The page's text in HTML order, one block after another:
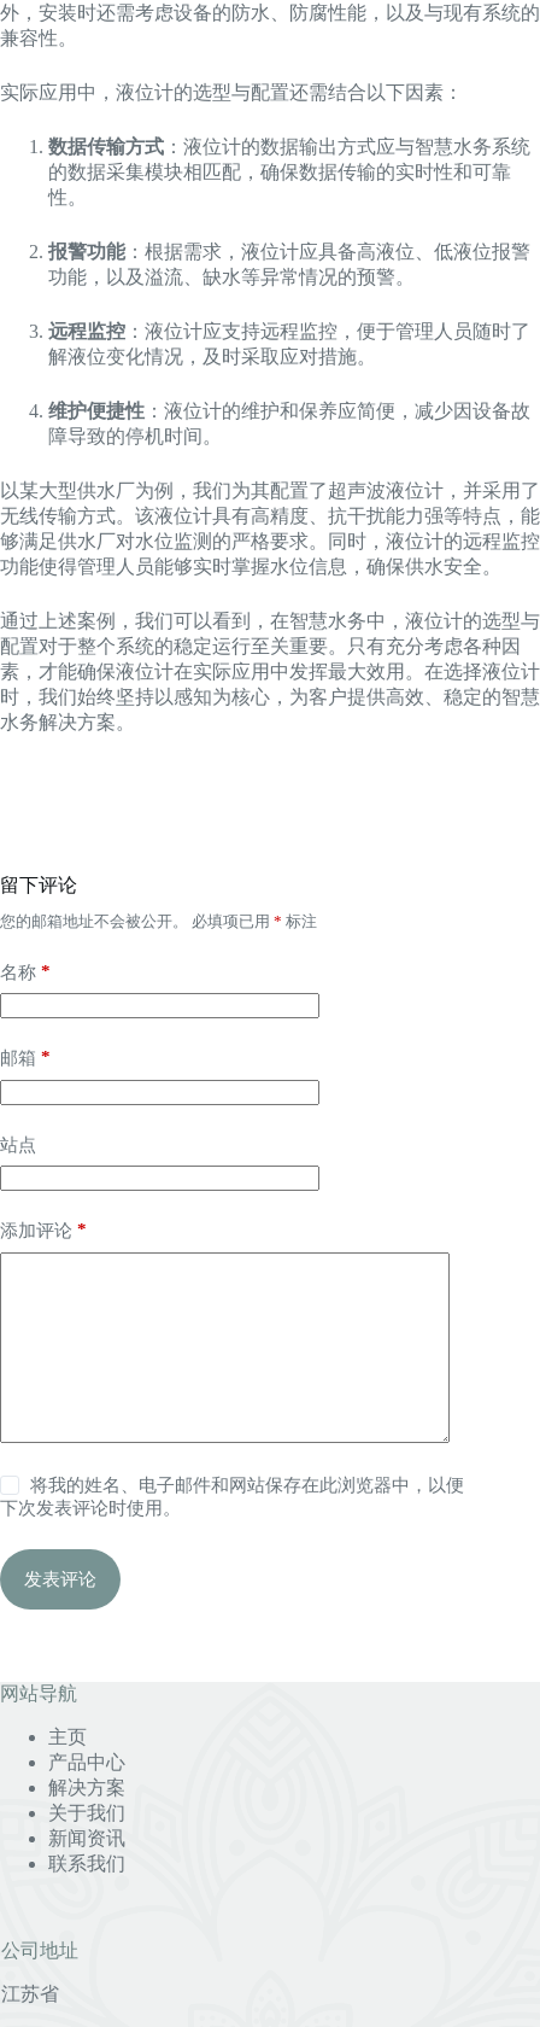
外，安装时还需考虑设备的防水、防腐性能，以及与现有系统的
兼容性。
实际应用中，液位计的选型与配置还需结合以下因素：
数据传输方式 ：液位计的数据输出方式应与智慧水务系统
的数据采集模块相匹配，确保数据传输的实时性和可靠
性。
报警功能：根据需求，液位计应具备高液位、低液位报警
功能，以及溢流、缺水等异常情况的预警。
远程监控 ：液位计应支持远程监控，便于管理人员随时了
解液位变化情况，及时采取应对措施。
维护便捷性 ：液位计的维护和保养应简便，减少因设备故
障导致的停机时间。
以某大型供水厂为例，我们为其配置了超声波液位计，并采用了
无线传输方式。该液位计具有高精度、抗干扰能力强等特点，能
够满足供水厂对水位监测的严格要求。同时，液位计的远程监控
功能使得管理人员能够实时掌握水位信息，确保供水安全。
通过上述案例，我们可以看到，在智慧水务中，液位计的选型与
配置对于整个系统的稳定运行至关重要。只有充分考虑各种因
素，才能确保液位计在实际应用中发挥最大效用。在选择液位计
时，我们始终坚持以感知为核心，为客户提供高效、稳定的智慧
水务解决方案。
留下评论
您的邮箱地址不会被公开。 必填项已用 * 标注
名称 *
邮箱 *
站点
添加评论 *
将我的姓名、电子邮件和网站保存在此浏览器中，以便
下次发表评论时使用。
发表评论
网站导航
主页
产品中心
解决方案
关于我们
新闻资讯
联系我们
公司地址
江苏省